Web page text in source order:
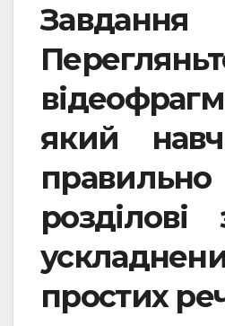
який
простих